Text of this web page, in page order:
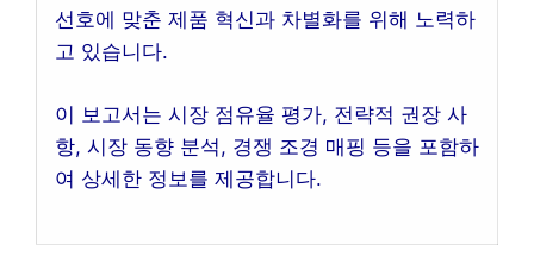
선호에 맞춘 제품 혁신과 차별화를 위해 노력하
고 있습니다.
이 보고서는 시장 점유율 평가, 전략적 권장 사
항, 시장 동향 분석, 경쟁 조경 매핑 등을 포함하
여 상세한 정보를 제공합니다.